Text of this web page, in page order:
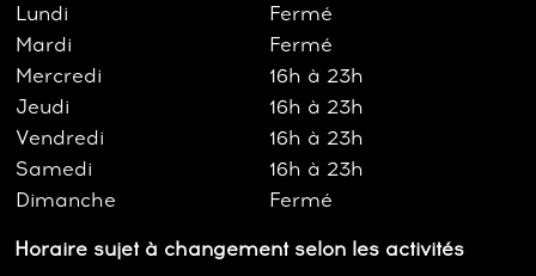
Lundi
Fermé
Mardi
Fermé
Mercredi
16h à 23h
Jeudi
16h à 23h
Vendredi
16h à 23h
Samedi
16h à 23h
Dimanche
Fermé
Horaire sujet à changement selon les activités